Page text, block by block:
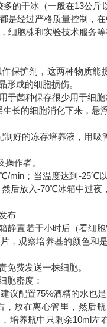
的干冰（一般在13公斤
是经过严格质量控制，
细胞株和实验技术服务
护剂，这两种物质能
形成的细胞损伤。
于菌种保存很少用于细胞
长的细胞消化下来，悬
好的冻存培养液，用
作者。
min；当温度达到-25℃
后放入-70℃冰箱中过夜
布
置若干小时后（看细
，观察培养基的颜色和
费发送一株细胞。
密度：
配置75%酒精的水也
放在离心管里，然后
培养瓶中只剩余10ml